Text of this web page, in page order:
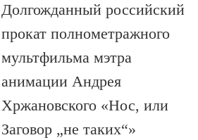
Долгожданный российский
прокат полнометражного
мультфильма мэтра
анимации Андрея
Хржановского «Нос, или
Заговор „не таких“»